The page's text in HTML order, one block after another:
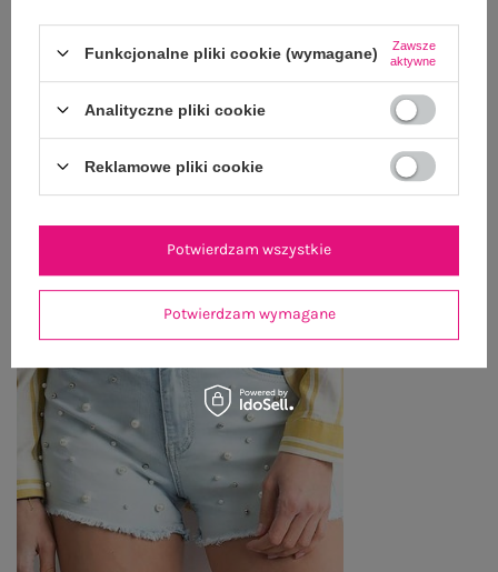
OSTATNIO OGLĄDANE
Zobacz wszystko
Funkcjonalne pliki cookie (wymagane)
Zawsze
aktywne
Analityczne pliki cookie
Reklamowe pliki cookie
Potwierdzam wymagane
Potwierdzam wszystkie